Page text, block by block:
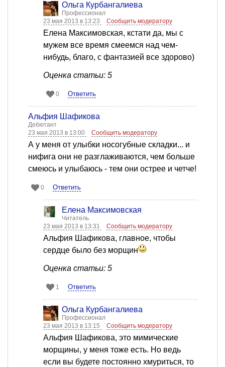
Ольга Курбангалиева
Профессионал
23 мая 2013 в 13:23
Сообщить модератору
Елена Максимовская, кстати да, мы с
мужем все время смеемся над чем-
нибудь, благо, с фантазией все здорово)
Оценка статьи: 5
0 Ответить
Альфия Шафикова
Дебютант
23 мая 2013 в 13:00
Сообщить модератору
А у меня от улыбки носогубные складки... и
нифига они не разглаживаются, чем больше
смеюсь и улыбаюсь - тем они острее и четче!
0 Ответить
Елена Максимовская
Читатель
23 мая 2013 в 13:31
Сообщить модератору
Альфия Шафикова, главное, чтобы
сердце было без морщин
Оценка статьи: 5
1 Ответить
Ольга Курбангалиева
Профессионал
23 мая 2013 в 13:15
Сообщить модератору
Альфия Шафикова, это мимические
морщины, у меня тоже есть. Но ведь
если вы будете постоянно хмуриться, то